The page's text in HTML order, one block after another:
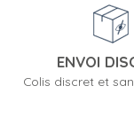
ENVOI
Colis discret et